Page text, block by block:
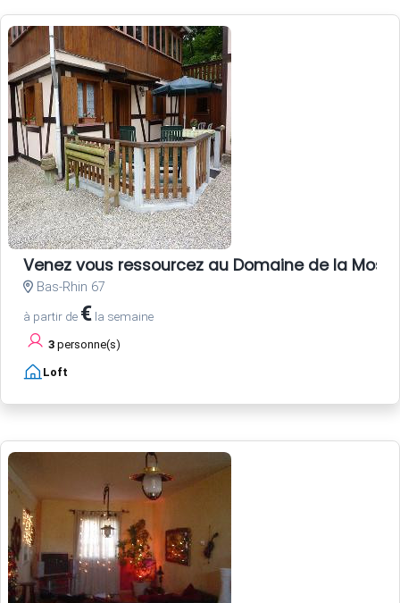
Venez vous ressourcez au Domaine de la
Bas-Rhin 67
à partir de € la semaine
3 personne(s)
Loft